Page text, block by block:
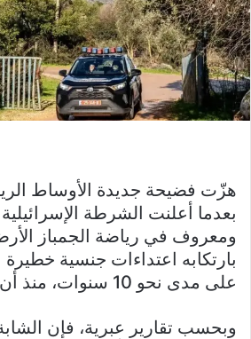
هزّت فضيحة جديدة الأوساط
بعدما أعلنت الشرطة
ومعروف في رياضة الجمباز
بارتكابه اعتداءات جنسية
على مدى نحو 10 سنوات، منذ أن كانت قاصرًا.